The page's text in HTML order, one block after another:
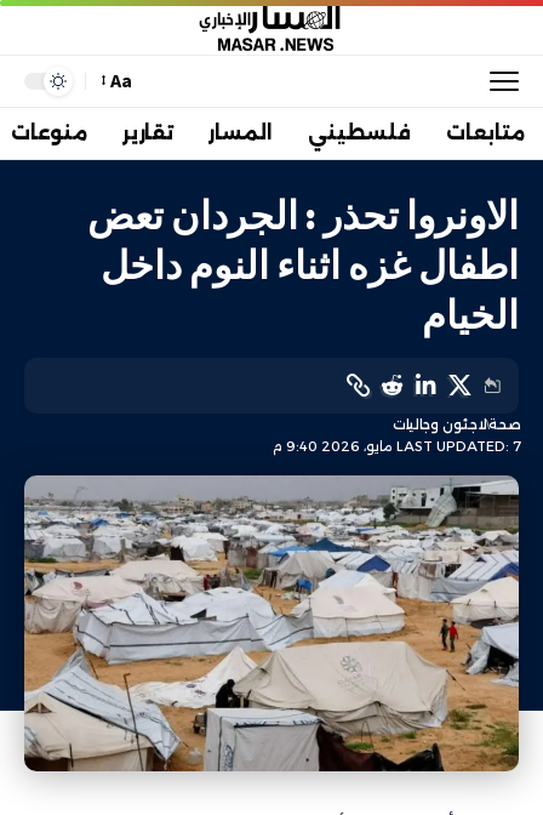
Aa
متابعات فلسطيني المسار تقارير منوعات
الاونروا تحذر : الجردان تعض
اطفال غزه اثناء النوم داخل
الخيام
LAST UPDATED: 7 مايو، 2026 9:40 م
صحةلاجئون وجاليات